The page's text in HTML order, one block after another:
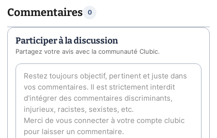
Commentaires 0
Participer à la discussion
Partagez votre avis avec la communauté Clubic.